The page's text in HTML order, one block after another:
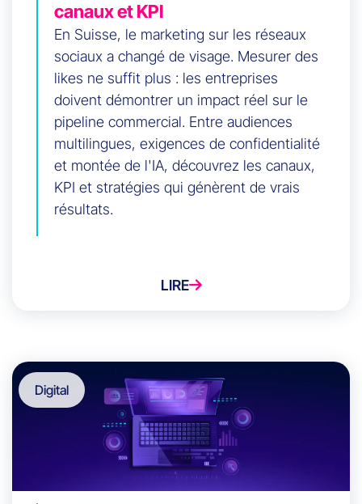
canaux et KPI
En Suisse, le marketing sur les réseaux
sociaux a changé de visage. Mesurer des
likes ne suffit plus : les entreprises
doivent démontrer un impact réel sur le
pipeline commercial. Entre audiences
multilingues, exigences de confidentialité
et montée de l'IA, découvrez les canaux,
KPI et stratégies qui génèrent de vrais
résultats.
LIRE
Digital